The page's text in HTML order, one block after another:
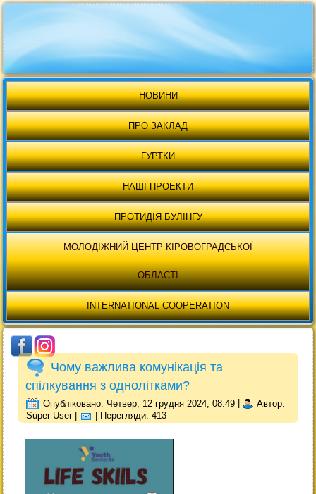
НОВИНИ
ПРО ЗАКЛАД
ГУРТКИ
НАШІ ПРОЕКТИ
ПРОТИДІЯ БУЛІНГУ
МОЛОДІЖНИЙ ЦЕНТР КІРОВОГРАДСЬКОЇ
ОБЛАСТІ
INTERNATIONAL COOPERATION
Чому важлива комунікація та
спілкування з однолітками?
Опубліковано: Четвер, 12 грудня 2024, 08:49
Автор:
Super User| | Перегляди: 413